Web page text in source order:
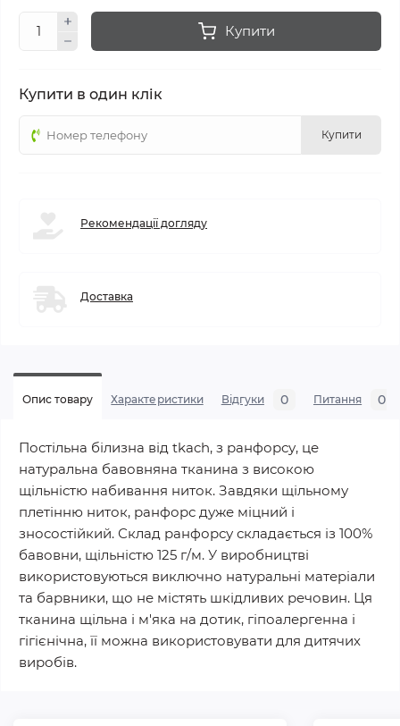
Купити
Купити в один клік
Купити
Рекомендації догляду
Доставка
Опис товару Характеристики Відгуки 0 Питання 0
Постільна білизна від tkach, з ранфорсу, це
натуральна бавовняна тканина з високою
щільністю набивання ниток. Завдяки щільному
плетінню ниток, ранфорс дуже міцний і
зносостійкий. Склад ранфорсу складається із 100%
бавовни, щільністю 125 г/м. У виробництві
використовуються виключно натуральні матеріали
та барвники, що не містять шкідливих речовин. Ця
тканина щільна і м'яка на дотик, гіпоалергенна і
гігієнічна, її можна використовувати для дитячих
виробів.